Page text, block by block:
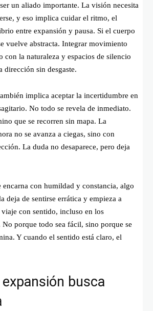
un aliado importante. La visión necesita
y eso implica cuidar el ritmo, el
entre expansión y pausa. Si el cuerpo
vuelve abstracta. Integrar movimiento
con la naturaleza y espacios de silencio
dirección sin desgaste.
implica aceptar la incertidumbre en
No todo se revela de inmediato.
que se recorren sin mapa. La
no se avanza a ciegas, sino con
La duda no desaparece, pero deja
encarna con humildad y constancia, algo
deja de sentirse errática y empieza a
con sentido, incluso en los
porque todo sea fácil, sino porque se
Y cuando el sentido está claro, el
busca